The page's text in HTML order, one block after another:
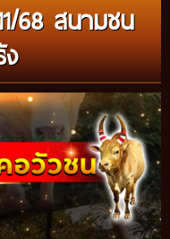
68 สนามชน